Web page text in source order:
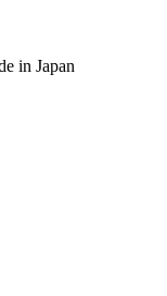
in Japan